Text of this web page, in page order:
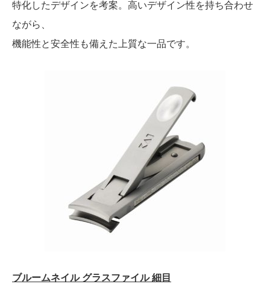
特化したデザインを考案。高いデザイン性を持ち合わせ
ながら、
機能性と安全性も備えた上質な一品です。
ブルームネイル グラスファイル 細目